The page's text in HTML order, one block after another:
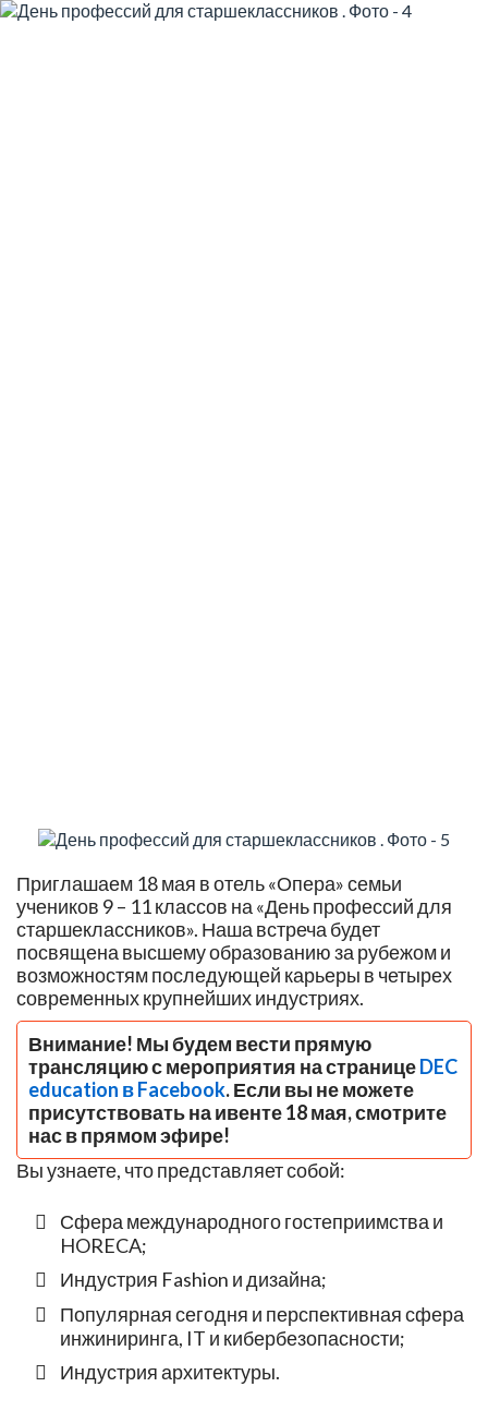
Приглашаем 18 мая в отель «Опера» семьи
учеников 9 – 11 классов на «День профессий для
старшеклассников». Наша встреча будет
посвящена высшему образованию за рубежом и
возможностям последующей карьеры в четырех
современных крупнейших индустриях.
Внимание! Мы будем вести прямую
трансляцию с мероприятия на страницеDEC
education в Facebook. Если вы не можете
присутствовать на ивенте 18 мая, смотрите
нас в прямом эфире!
Вы узнаете, что представляет собой:
Сфера международного гостеприимства и
HORECA;
Индустрия Fashion и дизайна;
Популярная сегодня и перспективная сфера
инжиниринга, IT и кибербезопасности;
Индустрия архитектуры.